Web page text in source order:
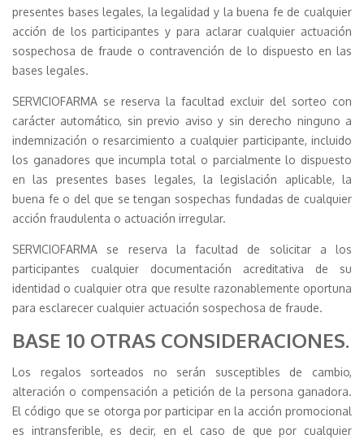
presentes bases legales, la legalidad y la buena fe de cualquier
acción de los participantes y para aclarar cualquier actuación
sospechosa de fraude o contravención de lo dispuesto en las
bases legales.
SERVICIOFARMA se reserva la facultad excluir del sorteo con
carácter automático, sin previo aviso y sin derecho ninguno a
indemnización o resarcimiento a cualquier participante, incluido
los ganadores que incumpla total o parcialmente lo dispuesto
en las presentes bases legales, la legislación aplicable, la
buena fe o del que se tengan sospechas fundadas de cualquier
acción fraudulenta o actuación irregular.
SERVICIOFARMA se reserva la facultad de solicitar a los
participantes cualquier documentación acreditativa de su
identidad o cualquier otra que resulte razonablemente oportuna
para esclarecer cualquier actuación sospechosa de fraude.
BASE 10 OTRAS CONSIDERACIONES.
Los regalos sorteados no serán susceptibles de cambio,
alteración o compensación a petición de la persona ganadora.
El código que se otorga por participar en la acción promocional
es intransferible, es decir, en el caso de que por cualquier